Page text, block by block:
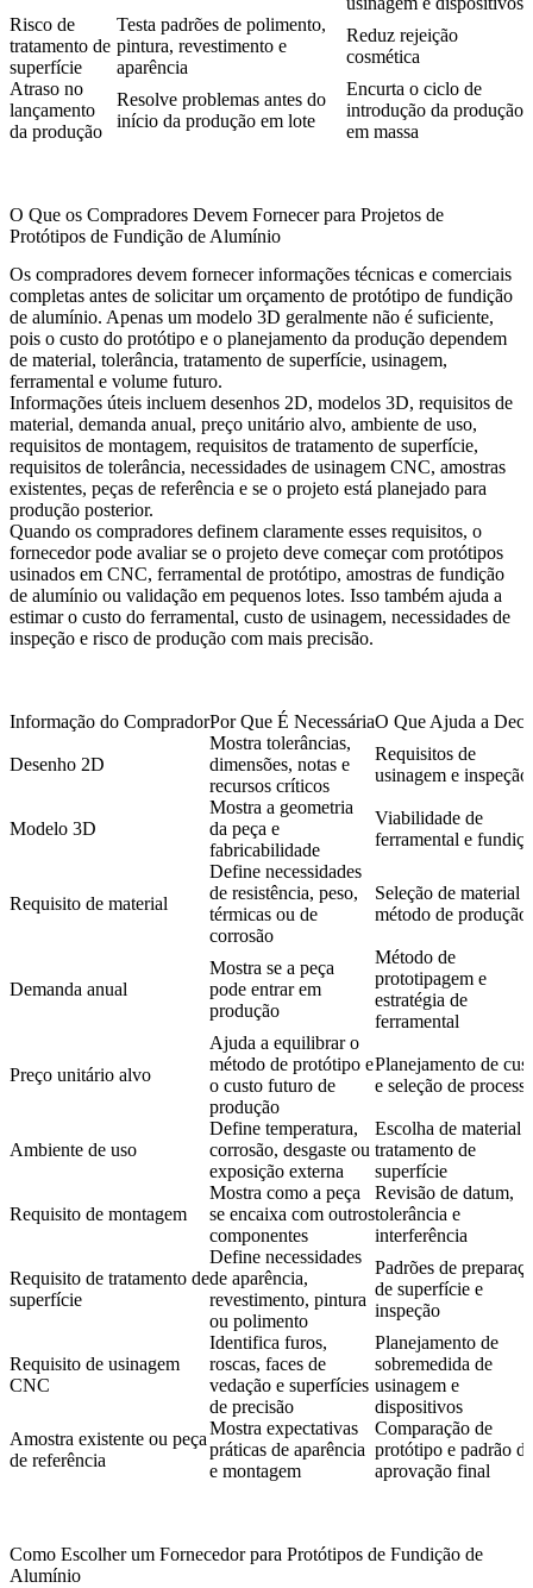
Risco de
tratamento de
superfície
Testa padrões de polimento,
pintura, revestimento e
aparência
Reduz rejeição
cosmética
Atraso no
lançamento
da produção
Resolve problemas antes do
início da produção em lote
Encurta o ciclo de
introdução da produção
em massa
O Que os Compradores Devem Fornecer para Projetos de
Protótipos de Fundição de Alumínio
Os compradores devem fornecer informações técnicas e comerciais
completas antes de solicitar um orçamento de protótipo de fundição
de alumínio. Apenas um modelo 3D geralmente não é suficiente,
pois o custo do protótipo e o planejamento da produção dependem
de material, tolerância, tratamento de superfície, usinagem,
ferramental e volume futuro.
Informações úteis incluem desenhos 2D, modelos 3D, requisitos de
material, demanda anual, preço unitário alvo, ambiente de uso,
requisitos de montagem, requisitos de tratamento de superfície,
requisitos de tolerância, necessidades de usinagem CNC, amostras
existentes, peças de referência e se o projeto está planejado para
produção posterior.
Quando os compradores definem claramente esses requisitos, o
fornecedor pode avaliar se o projeto deve começar com protótipos
usinados em CNC, ferramental de protótipo, amostras de fundição
de alumínio ou validação em pequenos lotes. Isso também ajuda a
estimar o custo do ferramental, custo de usinagem, necessidades de
inspeção e risco de produção com mais precisão.
Informação do CompradorPor Que É NecessáriaO Que Ajuda a
Desenho 2D
Mostra tolerâncias,
dimensões, notas e
recursos críticos
Requisitos de
usinagem e inspeção
Modelo 3D
Mostra a geometria
da peça e
fabricabilidade
Viabilidade de
ferramental e
Requisito de material
Define necessidades
de resistência, peso,
térmicas ou de
corrosão
Seleção de material e
método de produção
Demanda anual
Mostra se a peça
pode entrar em
produção
Método de
prototipagem e
estratégia de
ferramental
Preço unitário alvo
Ajuda a equilibrar o
método de protótipo e
o custo futuro de
produção
Planejamento de
e seleção de
Ambiente de uso
Define temperatura,
corrosão, desgaste ou
exposição externa
Escolha de material e
tratamento de
superfície
Requisito de montagem
Mostra como a peça
se encaixa com outros
componentes
Revisão de datum,
tolerância e
interferência
Requisito de tratamento de
superfície
Define necessidades
de aparência,
revestimento, pintura
ou polimento
Padrões de
de superfície e
inspeção
Requisito de usinagem
CNC
Identifica furos,
roscas, faces de
vedação e superfícies
de precisão
Planejamento de
sobremedida de
usinagem e
dispositivos
Amostra existente ou peça
de referência
Mostra expectativas
práticas de aparência
e montagem
Comparação de
protótipo e padrão de
aprovação final
Como Escolher um Fornecedor para Protótipos de Fundição de
Alumínio